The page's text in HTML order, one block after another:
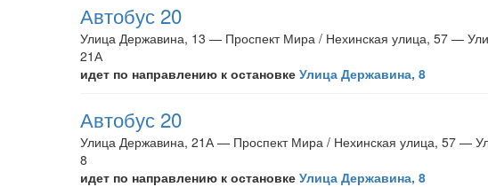
Автобус 20
Улица Державина, 13 — Проспект Мира / Нехинская улица, 57 —
21А
идет по направлению к остановке Улица Державина, 8
Автобус 20
Улица Державина, 21А — Проспект Мира / Нехинская улица, 57 —
8
идет по направлению к остановке Улица Державина, 8